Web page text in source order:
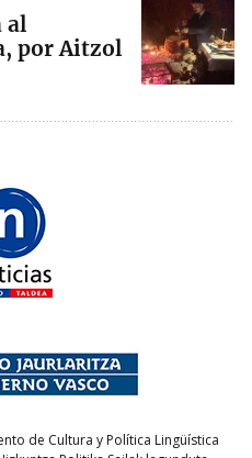
al
por Aitzol
de Cultura y Política Lingüística